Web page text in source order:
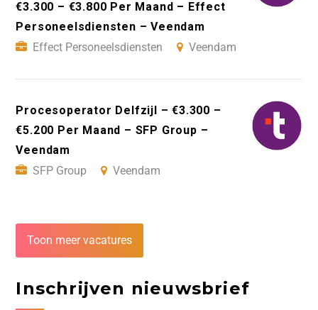
€3.300 – €3.800 Per Maand – Effect
Personeelsdiensten – Veendam
Effect Personeelsdiensten
Veendam
Procesoperator Delfzijl – €3.300 –
€5.200 Per Maand – SFP Group –
Veendam
SFP Group
Veendam
Toon meer vacatures
Inschrijven nieuwsbrief